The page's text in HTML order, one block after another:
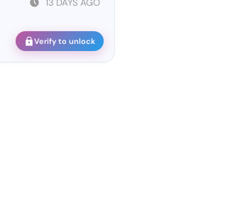
13 DAYS AGO
Verify to unlock